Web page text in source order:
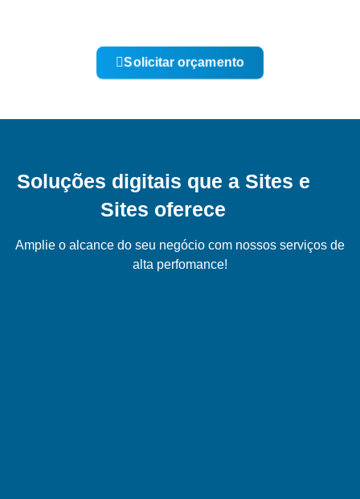
Solicitar orçamento
Soluções digitais que a Sites e
Sites oferece
Amplie o alcance do seu negócio com nossos serviços de
alta perfomance!